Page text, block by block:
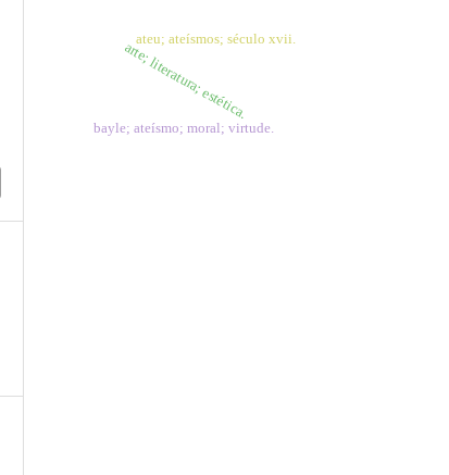
arte; literatura; estética.
ateu; ateísmos; século xvii.
bayle; ateísmo; moral; virtude.